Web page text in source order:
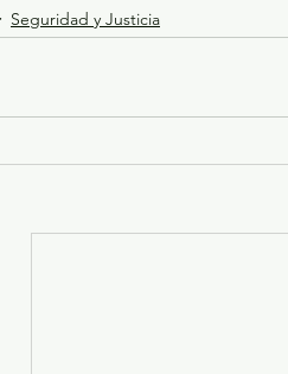
Seguridad y Justicia